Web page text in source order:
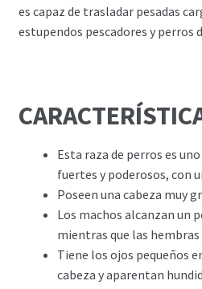
es capaz de trasladar pesadas
estupendos pescadores y perros
Esta raza de perros es
fuertes y poderosos, con
Poseen una cabeza muy
Los machos alcanzan un
mientras que las
Tiene los ojos pequeños
cabeza y aparentan